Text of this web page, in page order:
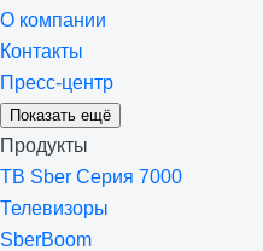
О компании
Контакты
Пресс-центр
Показать ещё
Продукты
ТВ Sber Серия 7000
Телевизоры
SberBoom